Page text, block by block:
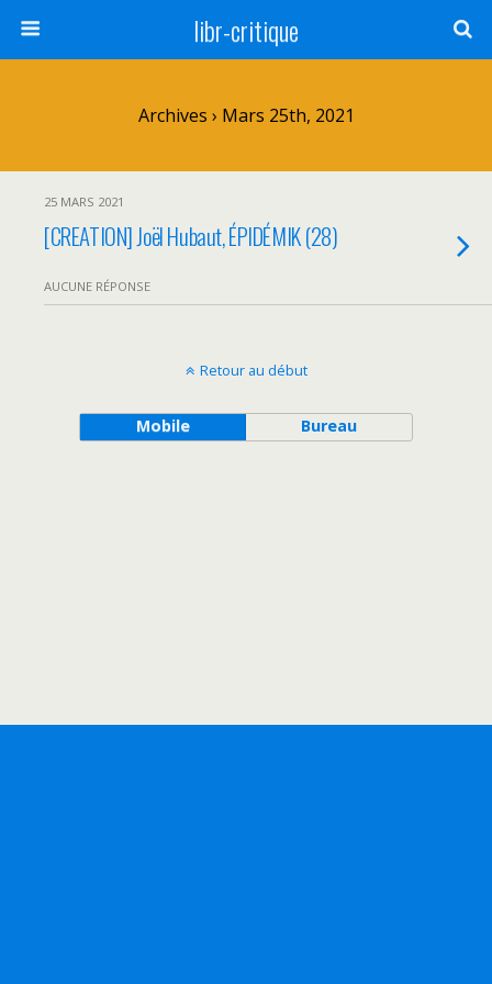
libr-critique
Archives › Mars 25th, 2021
25 MARS 2021
[CREATION] Joël Hubaut, ÉPIDÉMIK (28)
AUCUNE RÉPONSE
Retour au début
Mobile Bureau